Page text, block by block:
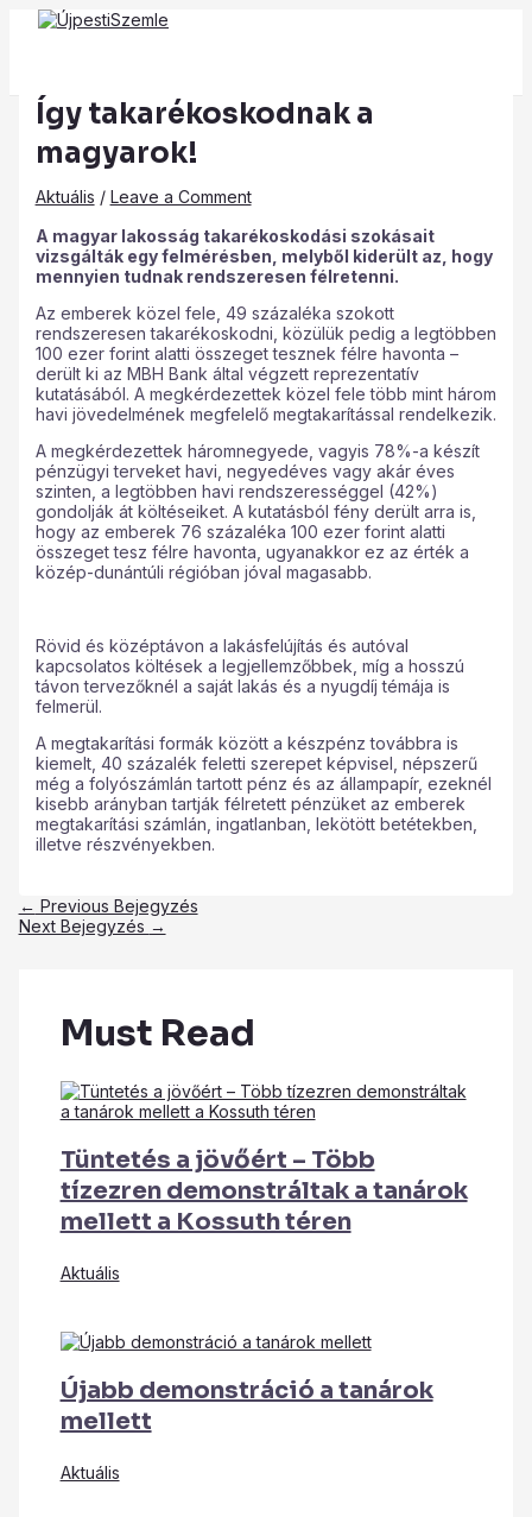
Skip
Main
Menu
Így takarékoskodnak a
magyarok!
Aktuális / Leave a Comment
A magyar lakosság takarékoskodási szokásait
vizsgálták egy felmérésben, melyből kiderült az, hogy
mennyien tudnak rendszeresen félretenni.
Az emberek közel fele, 49 százaléka szokott
rendszeresen takarékoskodni, közülük pedig a legtöbben
100 ezer forint alatti összeget tesznek félre havonta –
derült ki az MBH Bank által végzett reprezentatív
kutatásából. A megkérdezettek közel fele több mint három
havi jövedelmének megfelelő megtakarítással rendelkezik.
A megkérdezettek háromnegyede, vagyis 78%-a készít
pénzügyi terveket havi, negyedéves vagy akár éves
szinten, a legtöbben havi rendszerességgel (42%)
gondolják át költéseiket. A kutatásból fény derült arra is,
hogy az emberek 76 százaléka 100 ezer forint alatti
összeget tesz félre havonta, ugyanakkor ez az érték a
közép-dunántúli régióban jóval magasabb.
Rövid és középtávon a lakásfelújítás és autóval
kapcsolatos költések a legjellemzőbbek, míg a hosszú
távon tervezőknél a saját lakás és a nyugdíj témája is
felmerül.
A megtakarítási formák között a készpénz továbbra is
kiemelt, 40 százalék feletti szerepet képvisel, népszerű
még a folyószámlán tartott pénz és az állampapír, ezeknél
kisebb arányban tartják félretett pénzüket az emberek
megtakarítási számlán, ingatlanban, lekötött betétekben,
illetve részvényekben.
Post
navigation
← Previous Bejegyzés
Next Bejegyzés →
Must Read
Tüntetés a jövőért – Több
tízezren demonstráltak a tanárok
mellett a Kossuth téren
Aktuális
Újabb demonstráció a tanárok
mellett
Aktuális
Type
here..
Name*
Email*
Website